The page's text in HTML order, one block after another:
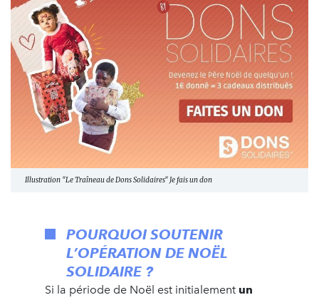
Illustration "Le Traîneau de Dons Solidaires" Je fais un don
POURQUOI SOUTENIR
L’OPÉRATION DE NOËL
SOLIDAIRE ?
Si la période de Noël est initialement un